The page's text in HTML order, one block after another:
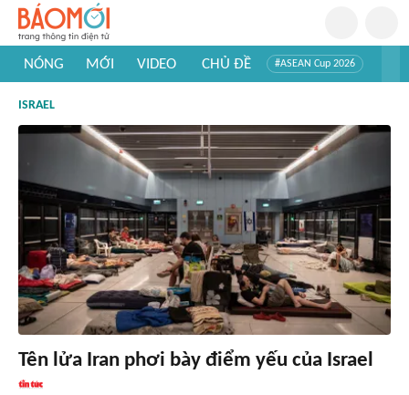
NÓNG MỚI VIDEO CHỦ ĐỀ #ASEAN Cup 2026
#Khám phá thế giới
ISRAEL
Tên lửa Iran phơi bày điểm yếu của Israel